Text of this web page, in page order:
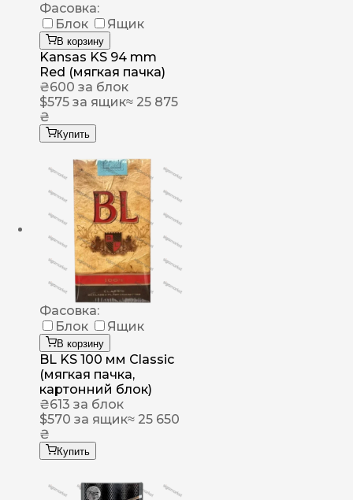
Фасовка:
Блок
Ящик
В корзину
Kansas KS 94 mm
Red (мягкая пачка)
₴600 за блок
$575 за ящик≈ 25 875
₴
Купить
Фасовка:
Блок
Ящик
В корзину
BL KS 100 мм Classic
(мягкая пачка,
картонний блок)
₴613 за блок
$570 за ящик≈ 25 650
₴
Купить